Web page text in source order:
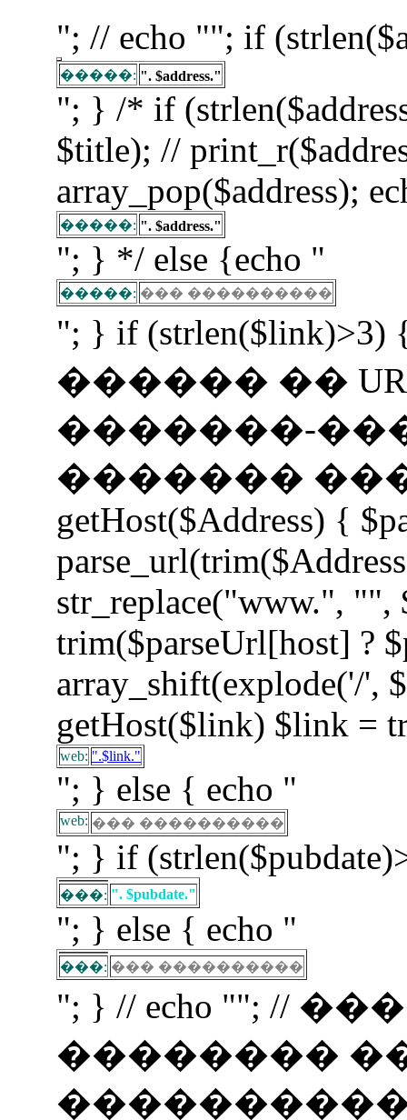
"; // echo ""; if
�����: ". $address."
"; } /* if
$title); //
array_pop($address);
�����: ". $address."
"; } */ else {echo "
�����: ��� ����������
"; } if
������ ��
�������-
�������
getHost($Address) {
str_replace("www.", "",
trim($parseUrl[host] ?
array_shift(explode('/',
getHost($link) $link =
web: ".$link."
"; } else { echo "
web: ��� ����������
"; } if
���: ". $pubdate."
"; } else { echo "
���: ��� ����������
"; } // echo ""; //
��������
�����������! if